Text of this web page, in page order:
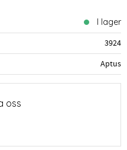
I lager
3924
Aptus
oss